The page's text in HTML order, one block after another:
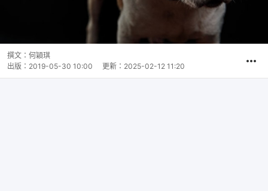
撰文： 何穎琪
出版： 2019-05-30 10:00 更新： 2025-02-12 11:20